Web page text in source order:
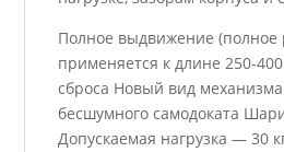
Полное выдвижение
применяется к длине 250-
сброса Новый вид
бесшумного самодоката
Допускаемая нагрузка — 30